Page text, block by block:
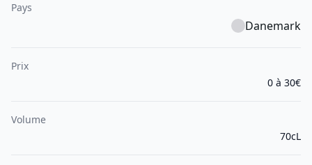
Pays
Danemark
Prix
0 à 30€
Volume
70cL